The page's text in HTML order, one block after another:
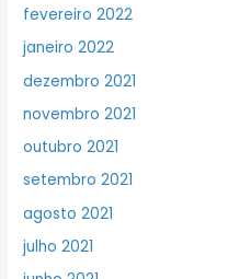
fevereiro 2022
janeiro 2022
dezembro 2021
novembro 2021
outubro 2021
setembro 2021
agosto 2021
julho 2021